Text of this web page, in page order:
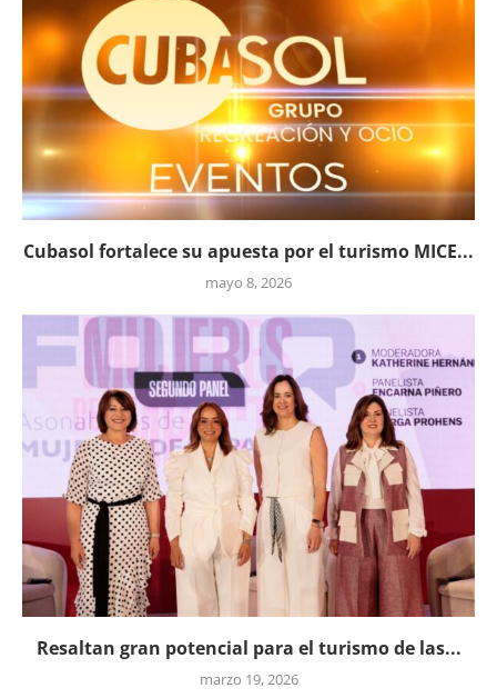
Cubasol fortalece su apuesta por el turismo MICE...
mayo 8, 2026
Resaltan gran potencial para el turismo de las...
marzo 19, 2026